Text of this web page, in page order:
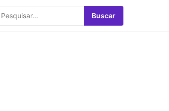
Buscar